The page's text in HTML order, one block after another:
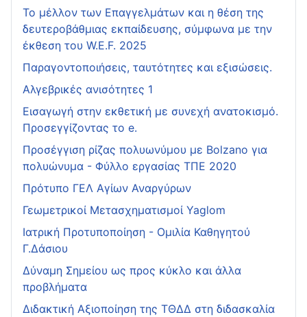
Το μέλλον των Επαγγελμάτων και η θέση της
δευτεροβάθμιας εκπαίδευσης, σύμφωνα με την
έκθεση του W.E.F. 2025
Παραγοντοποιήσεις, ταυτότητες και εξισώσεις.
Αλγεβρικές ανισότητες 1
Εισαγωγή στην εκθετική με συνεχή ανατοκισμό.
Προσεγγίζοντας το e.
Προσέγγιση ρίζας πολυωνύμου με Bolzano για
πολυώνυμα - Φύλλο εργασίας ΤΠΕ 2020
Πρότυπο ΓΕΛ Αγίων Αναργύρων
Γεωμετρικοί Μετασχηματισμοί Yaglom
Ιατρική Προτυποποίηση - Ομιλία Καθηγητού
Γ.Δάσιου
Δύναμη Σημείου ως προς κύκλο και άλλα
προβλήματα
Διδακτική Αξιοποίηση της ΤΘΔΔ στη διδασκαλία